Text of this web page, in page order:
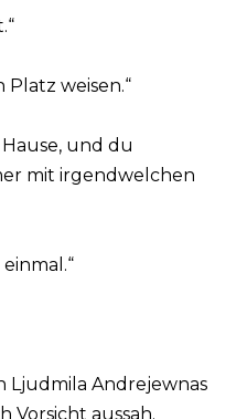
Platz weisen.“
und du
mit irgendwelchen
Ljudmila Andrejewnas
Vorsicht aussah.